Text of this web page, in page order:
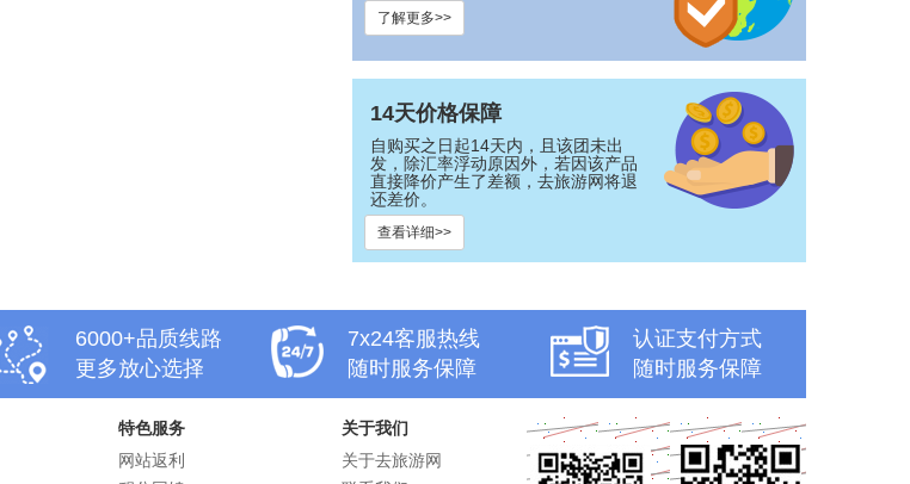
了解更多>>
14天价格保障
自购买之日起14天内，且该团未出
发，除汇率浮动原因外，若因该产品
直接降价产生了差额，去旅游网将退
还差价。
查看详细>>
6000+品质线路
更多放心选择
7x24客服热线
随时服务保障
认证支付方式
随时服务保障
特色服务
网站返利
关于我们
关于去旅游网